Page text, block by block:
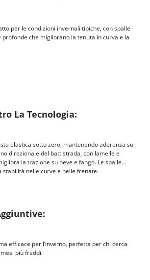
per le condizioni invernali tipiche, con spalle
che migliorano la tenuta in curva e la
La Tecnologia:
elastica sotto zero, mantenendo aderenza su
direzionale del battistrada, con lamelle e
la trazione su neve e fango. Le spalle
nelle curve e nelle frenate.
efficace per l’inverno, perfetta per chi cerca
più freddi.